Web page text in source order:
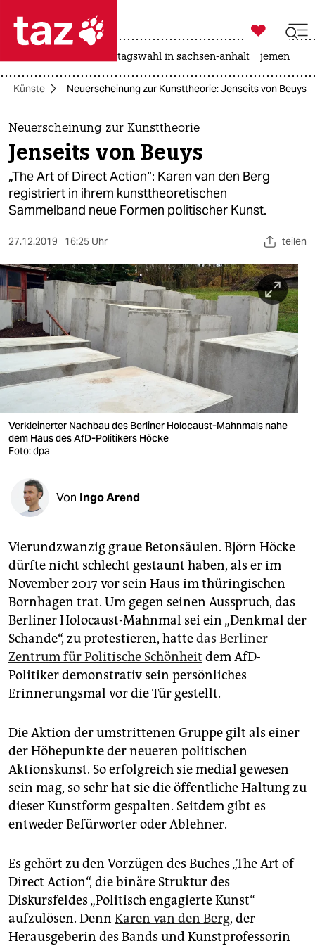
 taz zahl ich
taz zahl ich
themen
politik
öko
sport
berlin
nord
wahrheit
verlag
verlag
shop
fragen & hilfe
unterstützen
abo
genossenschaft
epaper login

taz zahl ich
landtagswahl in sachsen-anhalt jemen
Künste Neuerscheinung zur Kunsttheorie: Jenseits von Beuys
Neuerscheinung zur Kunsttheorie
Jenseits von Beuys
„The Art of Direct Action“: Karen van den Berg
registriert in ihrem kunsttheoretischen
Sammelband neue Formen politischer Kunst.
27.12.2019 16:25 Uhr teilen
Verkleinerter Nachbau des Berliner Holocaust-Mahnmals nahe
dem Haus des AfD-Politikers Höcke
Foto: dpa
Von Ingo Arend
Vierundzwanzig graue Betonsäulen. Björn Höcke
dürfte nicht schlecht gestaunt haben, als er im
November 2017 vor sein Haus im thüringischen
Bornhagen trat. Um gegen seinen Ausspruch, das
Berliner Holocaust-Mahnmal sei ein „Denkmal der
Schande“, zu protestieren, hattedas Berliner
Zentrum für Politische Schönheit dem AfD-
Politiker demonstrativ sein persönliches
Erinnerungsmal vor die Tür gestellt.
Die Aktion der umstrittenen Gruppe gilt als einer
der Höhepunkte der neueren politischen
Aktionskunst. So erfolgreich sie medial gewesen
sein mag, so sehr hat sie die öffentliche Haltung zu
dieser Kunstform gespalten. Seitdem gibt es
entweder Befürworter oder Ablehner.
Es gehört zu den Vorzügen des Buches „The Art of
Direct Action“, die binäre Struktur des
Diskursfeldes „Politisch engagierte Kunst“
aufzulösen. Denn Karen van den Berg, der
Herausgeberin des Bands und Kunstprofessorin